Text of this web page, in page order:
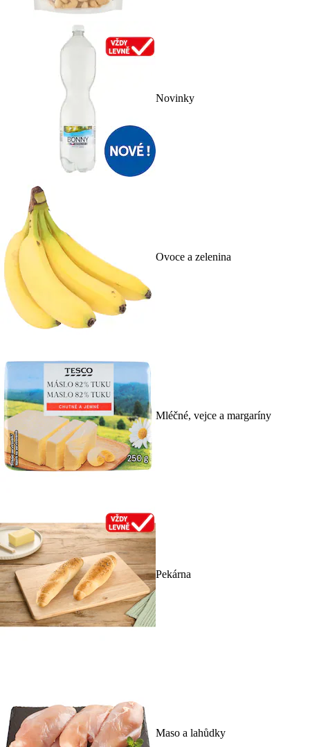
Novinky
Ovoce a zelenina
Mléčné, vejce a margaríny
Pekárna
Maso a lahůdky